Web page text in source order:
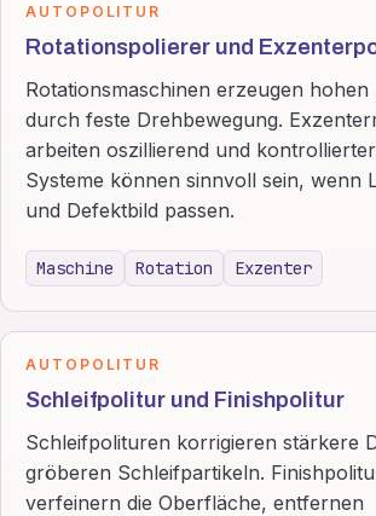
AUTOPOLITUR
Rotationspolierer und
Rotationsmaschinen erzeugen hohen
durch feste Drehbewegung.
arbeiten oszillierend und
Systeme können sinnvoll sein, wenn
und Defektbild passen.
Maschine Rotation Exzenter
AUTOPOLITUR
Schleifpolitur und Finishpolitur
Schleifpolituren korrigieren stärkere
gröberen Schleifpartikeln.
verfeinern die Oberfläche, entfernen